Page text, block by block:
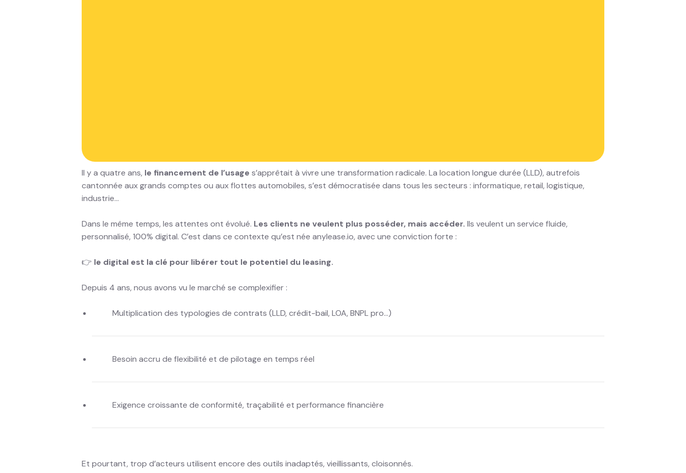
Il y a quatre ans, le financement de l’usage s’apprêtait à vivre une transformation radicale. La location longue durée (LLD), autrefois
cantonnée aux grands comptes ou aux flottes automobiles, s’est démocratisée dans tous les secteurs : informatique, retail, logistique,
industrie…
Dans le même temps, les attentes ont évolué. Les clients ne veulent plus posséder, mais accéder. Ils veulent un service fluide,
personnalisé, 100% digital. C’est dans ce contexte qu’est née anylease.io, avec une conviction forte :
👉 le digital est la clé pour libérer tout le potentiel du leasing.
Depuis 4 ans, nous avons vu le marché se complexifier :
Multiplication des typologies de contrats (LLD, crédit-bail, LOA, BNPL pro…)
Besoin accru de flexibilité et de pilotage en temps réel
Exigence croissante de conformité, traçabilité et performance financière
Et pourtant, trop d’acteurs utilisent encore des outils inadaptés, vieillissants, cloisonnés.